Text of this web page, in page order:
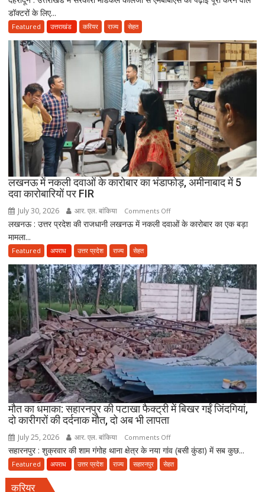
साल
सरकारी
सेवा
जरूरी!
फिर
ही
कर
सकेंगे
PG,
उत्तराखंड
स्वास्थ्य
तैयार
डॉक्टरों के लिए...
Featured उत्तराखंड करियर राज्य सेहत
लखनऊ में नकली दवाओं के कारोबार का भंडाफोड़, अमीनाबाद में 5
दवा कारोबारियों पर FIR
July 30, 2026 आर. एल. बांकिया Comments Offon
लखनऊ
के
कारोबार
का
भंडाफोड़,
अमीनाबाद
में
5
दवा
पर
FIR
लखनऊ : उत्तर प्रदेश की राजधानी लखनऊ में नकली दवाओं के कारोबार का एक बड़ा
मामला...
Featured अपराध उत्तर प्रदेश राज्य सेहत
मौत का धमाका: सहारनपुर की पटाखा फैक्ट्री में बिखर गईं जिंदगियां,
दो कारीगरों की दर्दनाक मौत, दो अब भी लापता
July 25, 2026 आर. एल. बांकिया Comments Offon
मौत
का
सहारनपुर : शुक्रवार की शाम गंगोह थाना क्षेत्र के नया गांव (बसी कुंडा) में सब कुछ...
Featured अपराध उत्तर प्रदेश राज्य सहारनपुर सेहत
करियर